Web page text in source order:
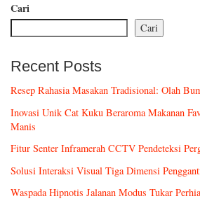
Cari
Cari
Recent Posts
Resep Rahasia Masakan Tradisional: Olah
Inovasi Unik Cat Kuku Beraroma Makanan
Manis
Fitur Senter Inframerah CCTV Pendeteksi
Solusi Interaksi Visual Tiga Dimensi
Waspada Hipnotis Jalanan Modus Tukar